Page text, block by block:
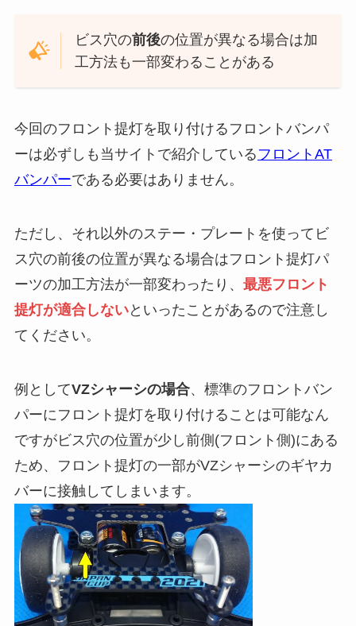
ビス穴の前後の位置が異なる場合は加
工方法も一部変わることがある
今回のフロント提灯を取り付けるフロントバンパ
ーは必ずしも当サイトで紹介している フロントAT
バンパーである必要はありません。
ただし、それ以外のステー・プレートを使ってビ
ス穴の前後の位置が異なる場合はフロント提灯パ
ーツの加工方法が一部変わったり、 最悪フロント
提灯が適合しないといったことがあるので注意し
てください。
例としてVZシャーシの場合、標準のフロントバン
パーにフロント提灯を取り付けることは可能なん
ですがビス穴の位置が少し前側(フロント側)にある
ため、フロント提灯の一部がVZシャーシのギヤカ
バーに接触してしまいます。